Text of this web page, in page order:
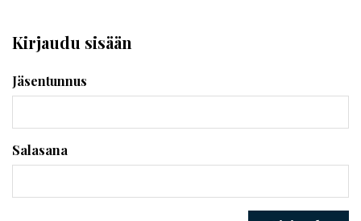
Kirjaudu sisään
Jäsentunnus
Salasana